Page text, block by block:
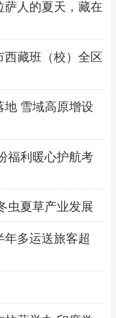
人的夏天，藏在
西藏班（校）全区
地 雪域高原增设
福利暖心护航考
虫夏草产业发展
年多运送旅客超